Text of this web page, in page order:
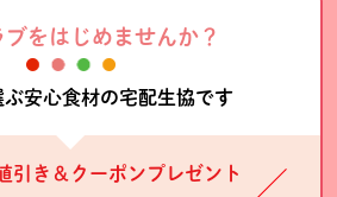
ブをはじめませんか？
安心食材の宅配生協です
引き＆クーポンプレゼント